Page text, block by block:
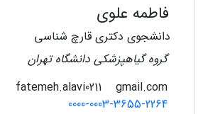
فاطمه علوی
دانشجوی دکتری قارچ شناسی
گروه گیاهپزشکی دانشگاه تهران
gmail.com
0000-0003-3655-2264